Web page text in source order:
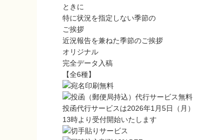
ときに
特に状況を指定しない季節の
ご挨拶
近況報告を兼ねた季節のご挨拶
オリジナル
完全データ入稿
【全6種】
投函代行サービスは2026年1月5日（月）
13時より受付開始いたします